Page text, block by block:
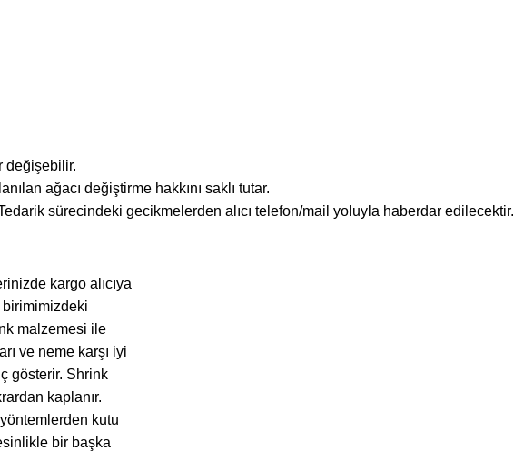
değişebilir.
ağacı değiştirme hakkını saklı tutar.
sürecindeki gecikmelerden alıcı telefon/mail yoluyla haberdar edilecektir.
kargo alıcıya
birimimizdeki
malzemesi ile
ve neme karşı iyi
gösterir. Shrink
kaplanır.
kutu
bir başka